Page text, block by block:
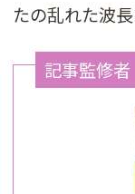
たの乱れた波
記事監修者